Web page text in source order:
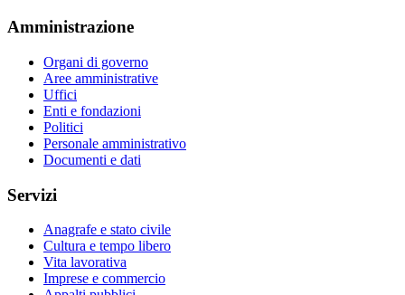
Amministrazione
Organi di governo
Aree amministrative
Uffici
Enti e fondazioni
Politici
Personale amministrativo
Documenti e dati
Servizi
Anagrafe e stato civile
Cultura e tempo libero
Vita lavorativa
Imprese e commercio